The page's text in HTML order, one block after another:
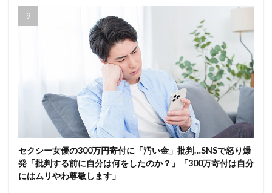
セクシー女優の300万円寄付に「汚い金」批判…SNSで怒り爆
発「批判する前に自分は何をしたのか？」「300万寄付は自分
にはムリやわ尊敬します」